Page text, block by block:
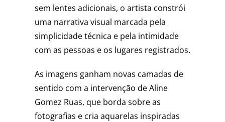
sem lentes adicionais, o artista constrói
uma narrativa visual marcada pela
simplicidade técnica e pela intimidade
com as pessoas e os lugares registrados.
As imagens ganham novas camadas de
sentido com a intervenção de Aline
Gomez Ruas, que borda sobre as
fotografias e cria aquarelas inspiradas